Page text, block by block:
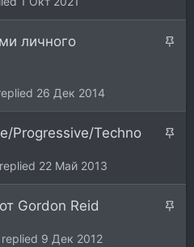
е
пЗ
е
п
личного
26 Дек 2014
З
р
е
Progressive/Techno
22 Май 2013
З
Gordon Reid
9 Дек 2012